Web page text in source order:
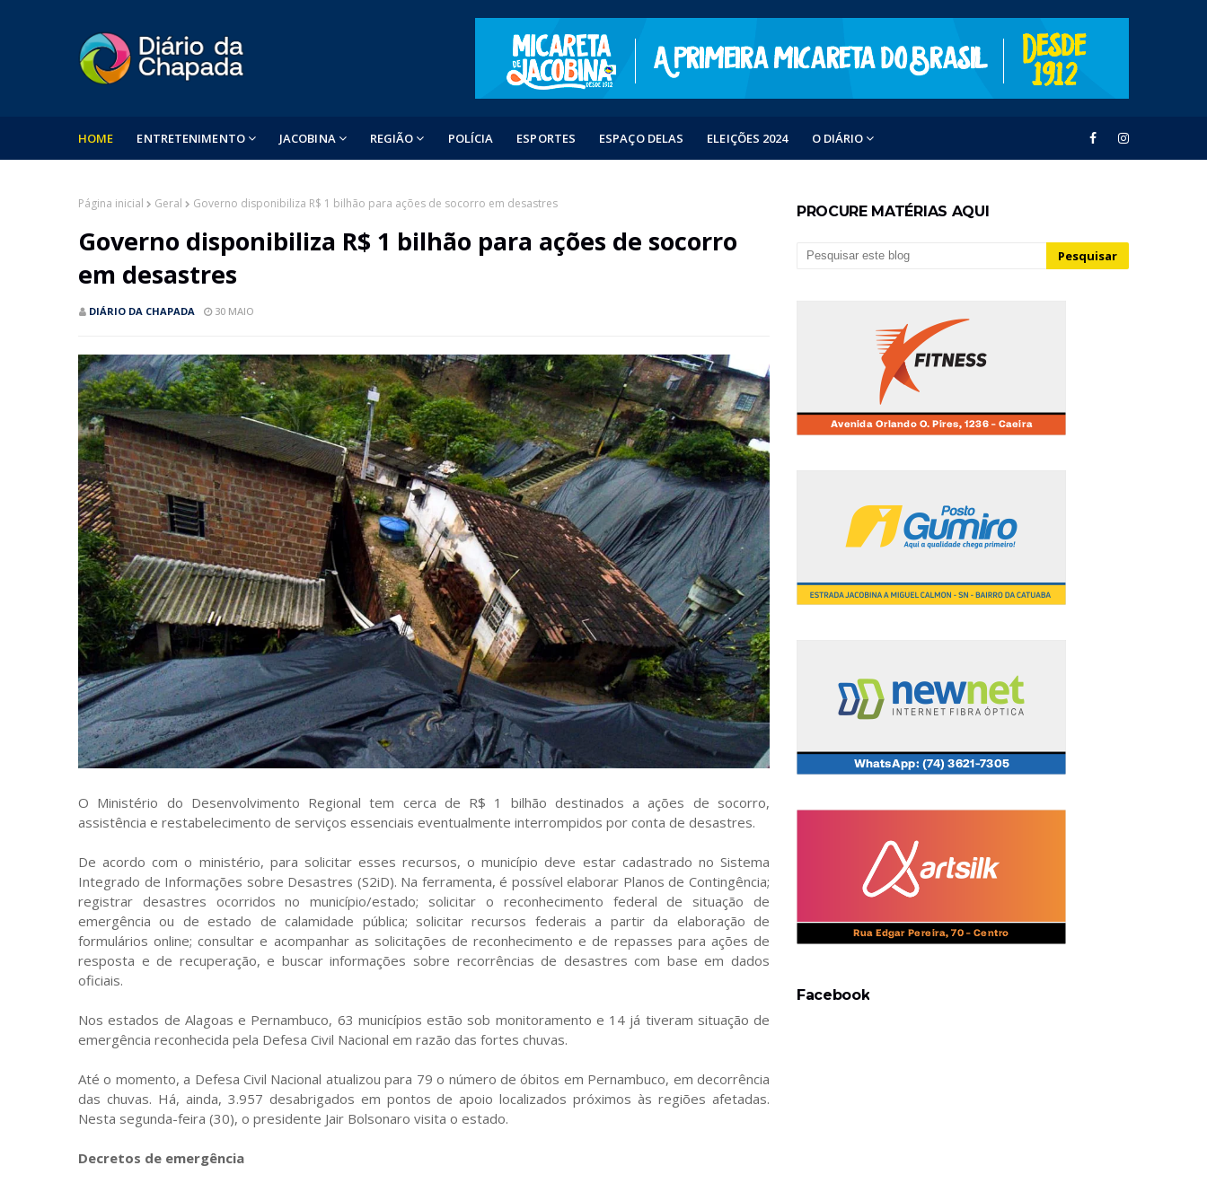
HOME ENTRETENIMENTO JACOBINA REGIÃO POLÍCIA ESPORTES ESPAÇO DELAS ELEIÇÕES 2024 O DIÁRIO
Página inicial Geral Governo disponibiliza R$ 1 bilhão para ações de socorro em desastres
Governo disponibiliza R$ 1 bilhão para ações de socorro
em desastres
DIÁRIO DA CHAPADA 30 MAIO
O Ministério do Desenvolvimento Regional tem cerca de R$ 1 bilhão destinados a ações de socorro,
assistência e restabelecimento de serviços essenciais eventualmente interrompidos por conta de desastres.
De acordo com o ministério, para solicitar esses recursos, o município deve estar cadastrado no Sistema
Integrado de Informações sobre Desastres (S2iD). Na ferramenta, é possível elaborar Planos de Contingência;
registrar desastres ocorridos no município/estado; solicitar o reconhecimento federal de situação de
emergência ou de estado de calamidade pública; solicitar recursos federais a partir da elaboração de
formulários online; consultar e acompanhar as solicitações de reconhecimento e de repasses para ações de
resposta e de recuperação, e buscar informações sobre recorrências de desastres com base em dados
oficiais.
Nos estados de Alagoas e Pernambuco, 63 municípios estão sob monitoramento e 14 já tiveram situação de
emergência reconhecida pela Defesa Civil Nacional em razão das fortes chuvas.
Até o momento, a Defesa Civil Nacional atualizou para 79 o número de óbitos em Pernambuco, em decorrência
das chuvas. Há, ainda, 3.957 desabrigados em pontos de apoio localizados próximos às regiões afetadas.
Nesta segunda-feira (30), o presidente Jair Bolsonaro visita o estado.
Decretos de emergência
PROCURE MATÉRIAS AQUI
Facebook